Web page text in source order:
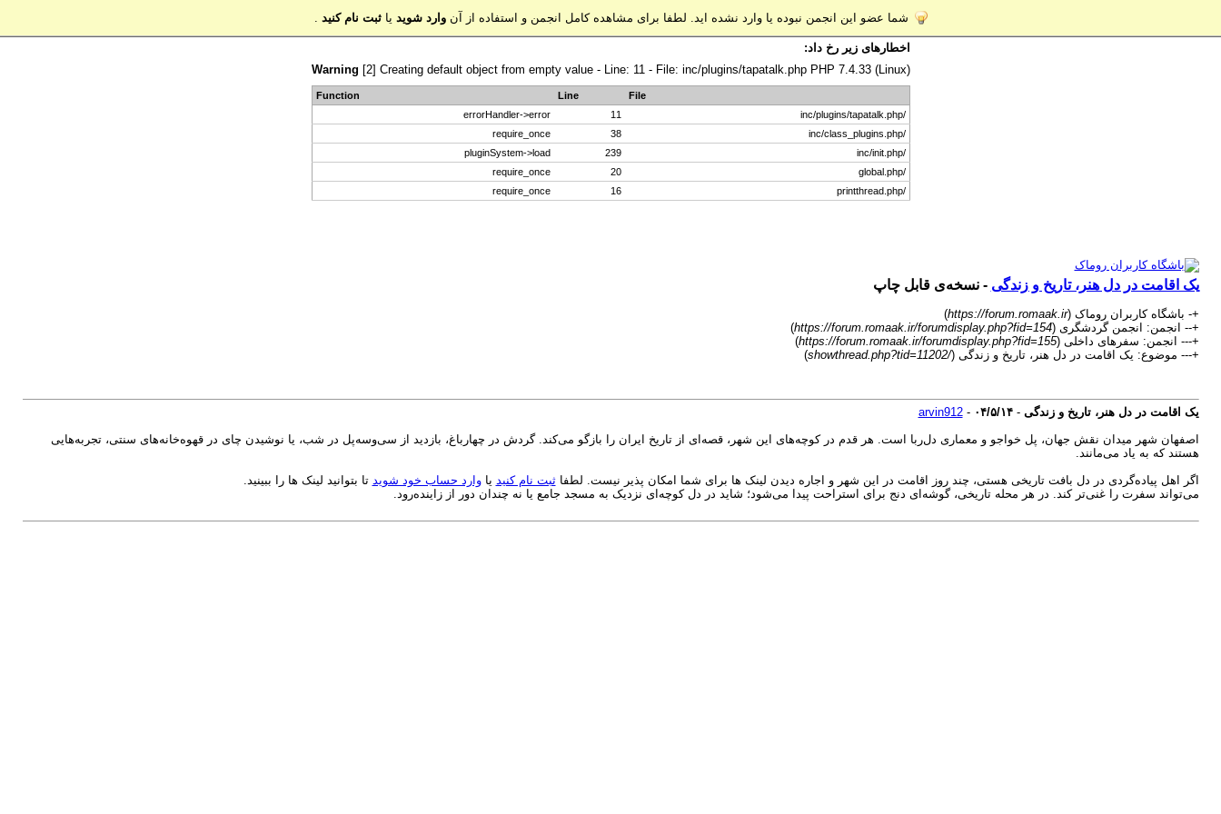
شما عضو این انجمن نبوده یا وارد نشده اید. لطفا برای مشاهده کامل انجمن و استفاده از آن وارد شوید یا ثبت نام کنید .
اخطار‌های زیر رخ داد:
Warning [2] Creating default object from empty value - Line: 11 - File: inc/plugins/tapatalk.php PHP 7.4.33 (Linux)
File
Line
Function
/inc/plugins/tapatalk.php
11
errorHandler->error
/inc/class_plugins.php
38
require_once
/inc/init.php
239
pluginSystem->load
/global.php
20
require_once
/printthread.php
16
require_once
یک اقامت در دل هنر، تاریخ و زندگی - نسخه‌ی قابل چاپ
+- باشگاه کاربران روماک (https://forum.romaak.ir
)
+-- انجمن: انجمن گردشگری (https://forum.romaak.ir/forumdisplay.php?fid=154
)
+--- انجمن: سفرهای داخلی (https://forum.romaak.ir/forumdisplay.php?fid=155
)
+--- موضوع: یک اقامت در دل هنر، تاریخ و زندگی (/showthread.php?tid=11202
)
یک اقامت در دل هنر، تاریخ و زندگی -
arvin912- ۰۴/۵/۱۴
اصفهان شهر میدان نقش جهان، پل خواجو و معماری دل‌ربا است. هر قدم در کوچه‌های این شهر، قصه‌ای از تاریخ ایران را بازگو می‌کند. گردش در چهارباغ، بازدید از سی‌وسه‌پل در شب، یا نوشیدن چای در قهوه‌خانه‌های سنتی، تجربه‌هایی
هستند که به یاد می‌مانند.
اگر اهل پیاده‌گردی در دل بافت تاریخی هستی، چند روز اقامت در این شهر و اجاره دیدن لینک ها برای شما امکان پذیر نیست. لطفاثبت نام کنید یاوارد حساب خود شوید تا بتوانید لینک ها را ببینید.
می‌تواند سفرت را غنی‌تر کند. در هر محله تاریخی، گوشه‌ای دنج برای استراحت پیدا می‌شود؛ شاید در دل کوچه‌ای نزدیک به مسجد جامع یا نه چندان دور از زاینده‌رود.